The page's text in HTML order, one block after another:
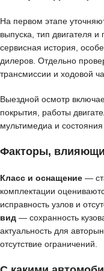
На первом этапе
выпуска, тип двигателя
сервисная история,
дилеров. Отдельно
трансмиссии и ходовой
Выездной осмотр
покрытия, работы
мультимедиа и состояния
Факторы,
Класс и оснащение —
комплектации
исправность узлов и
вид — сохранность
актуальность для
отсутствие ограничений.